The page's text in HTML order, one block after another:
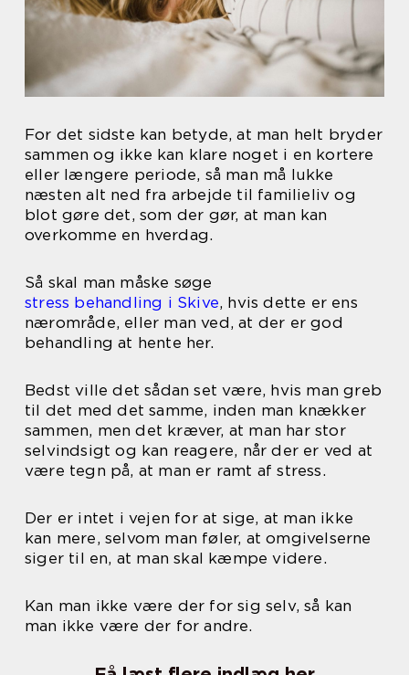
For det sidste kan betyde, at man helt bryder
sammen og ikke kan klare noget i en kortere
eller længere periode, så man må lukke
næsten alt ned fra arbejde til familieliv og
blot gøre det, som der gør, at man kan
overkomme en hverdag.
Så skal man måske søge
stress behandling i Skive, hvis dette er ens
nærområde, eller man ved, at der er god
behandling at hente her.
Bedst ville det sådan set være, hvis man greb
til det med det samme, inden man knækker
sammen, men det kræver, at man har stor
selvindsigt og kan reagere, når der er ved at
være tegn på, at man er ramt af stress.
Der er intet i vejen for at sige, at man ikke
kan mere, selvom man føler, at omgivelserne
siger til en, at man skal kæmpe videre.
Kan man ikke være der for sig selv, så kan
man ikke være der for andre.